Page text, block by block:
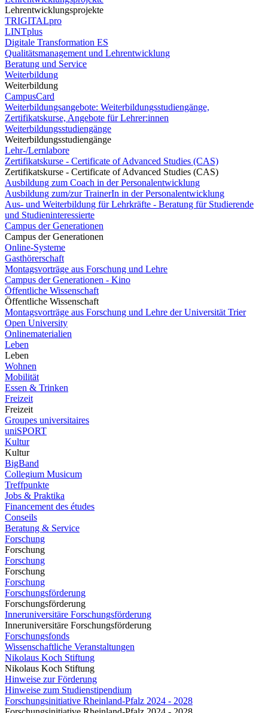
Lehrentwicklungsprojekte
TRIGITALpro
LINTplus
Digitale Transformation ES
Qualitätsmanagement und Lehrentwicklung
Beratung und Service
Weiterbildung
Weiterbildung
CampusCard
Weiterbildungsangebote: Weiterbildungsstudiengänge,
Zertifikatskurse, Angebote für Lehrer:innen
Weiterbildungsstudiengänge
Weiterbildungsstudiengänge
Lehr-/Lernlabore
Zertifikatskurse - Certificate of Advanced Studies (CAS)
Zertifikatskurse - Certificate of Advanced Studies (CAS)
Ausbildung zum Coach in der Personalentwicklung
Ausbildung zum/zur TrainerIn in der Personalentwicklung
Aus- und Weiterbildung für Lehrkräfte - Beratung für Studierende
und Studieninteressierte
Campus der Generationen
Campus der Generationen
Online-Systeme
Gasthörerschaft
Montagsvorträge aus Forschung und Lehre
Campus der Generationen - Kino
Öffentliche Wissenschaft
Öffentliche Wissenschaft
Montagsvorträge aus Forschung und Lehre der Universität Trier
Open University
Onlinematerialien
Leben
Leben
Wohnen
Mobilität
Essen & Trinken
Freizeit
Freizeit
Groupes universitaires
uniSPORT
Kultur
Kultur
BigBand
Collegium Musicum
Treffpunkte
Jobs & Praktika
Financement des études
Conseils
Beratung & Service
Forschung
Forschung
Forschung
Forschung
Forschung
Forschungsförderung
Forschungsförderung
Inneruniversitäre Forschungsförderung
Inneruniversitäre Forschungsförderung
Forschungsfonds
Wissenschaftliche Veranstaltungen
Nikolaus Koch Stiftung
Nikolaus Koch Stiftung
Hinweise zur Förderung
Hinweise zum Studienstipendium
Forschungsinitiative Rheinland-Pfalz 2024 - 2028